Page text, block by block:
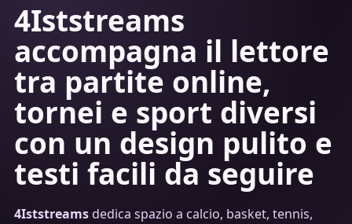
4Iststreams
accompagna il lettore
tra partite online,
tornei e sport diversi
con un design pulito e
testi facili da seguire
4Iststreamsdedica spazio a calcio, basket, tennis,